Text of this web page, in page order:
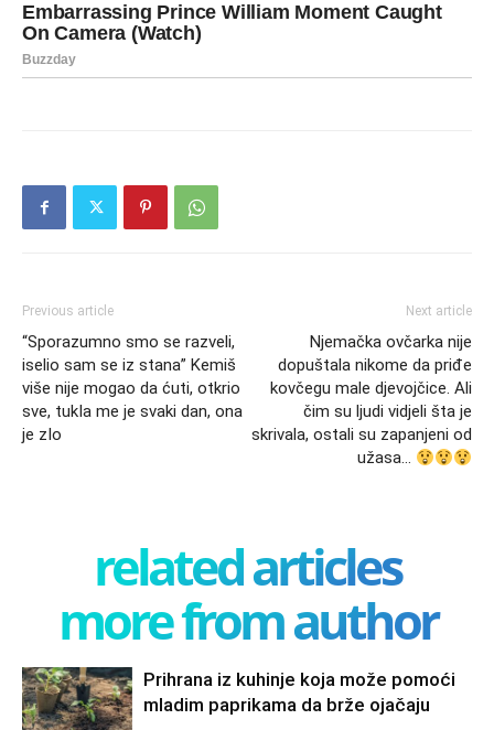
Previous article
“Sporazumno smo se razveli,
iselio sam se iz stana” Kemiš
više nije mogao da ćuti, otkrio
sve, tukIa me je svaki dan, ona
je zIo
Next article
Njemačka ovčarka nije
dopuštala nikome da priđe
kovčegu male djevojčice. Ali
čim su ljudi vidjeli šta je
skrivala, ostali su zapanjeni od
užasa…
related articles
more from author
Prihrana iz kuhinje koja može pomoći
mladim paprikama da brže ojačaju